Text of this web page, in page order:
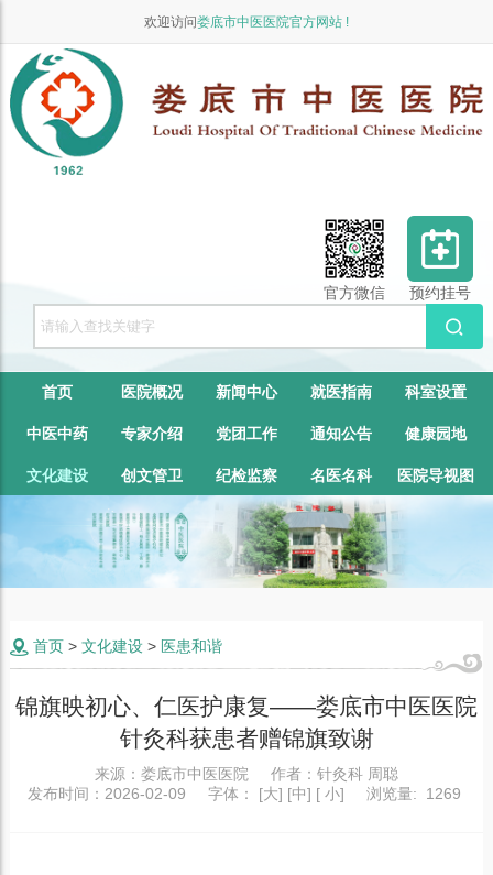
欢迎访问娄底市中医医院官方网站 !
官方微信 预约挂号
首页 医院概况 新闻中心 就医指南 科室设置
中医中药 专家介绍 党团工作 通知公告 健康园地
文化建设 创文管卫 纪检监察 名医名科 医院导视图
 首页> 文化建设> 医患和谐
锦旗映初心、仁医护康复——娄底市中医医院
针灸科获患者赠锦旗致谢
来源： 娄底市中医医院 作者： 针灸科 周聪
发布时间： 2026-02-09 字体： [大] [中] [ 小] 浏览量: 1269